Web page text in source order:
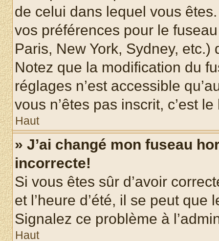
de celui dans lequel vous
vos préférences pour le
Paris, New York, Sydney, etc.)
Notez que la modification du
réglages n’est accessible
vous n’êtes pas inscrit, c’est
Haut
» J’ai changé mon fuseau
incorrecte!
Si vous êtes sûr d’avoir
et l’heure d’été, il se peut que
Signalez ce problème à
Haut